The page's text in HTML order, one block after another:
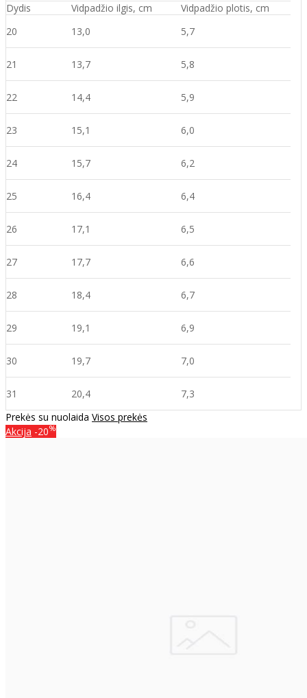
Dydis
Vidpadžio ilgis, cm
Vidpadžio plotis, cm
20
13,0 5,7
21 13,7 5,8
22 14,4 5,9
23 15,1 6,0
24 15,7 6,2
25 16,4 6,4
26 17,1 6,5
27 17,7 6,6
28 18,4 6,7
29 19,1 6,9
30 19,7 7,0
31 20,4 7,3
Prekės su nuolaida Visos prekės
Akcija -20%